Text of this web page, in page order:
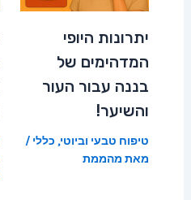
יתרונות היופי
המדהימים של
בננה עבור העור
והשיער!
טיפוח טבעי וביוטי, כללי /
מאת מהממת